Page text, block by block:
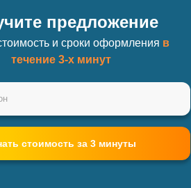
предложение
и сроки оформления в
течение 3-х минут